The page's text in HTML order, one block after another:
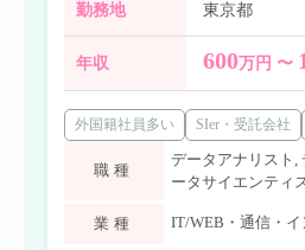
勤務地 東京都
年収 600万円 〜
外国籍社員多い SIer・受託会社
職種
データアナリスト ,
ータサイエンティ
業種 IT/WEB・通信・イ